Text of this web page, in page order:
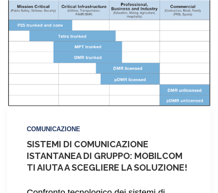
COMUNICAZIONE
SISTEMI DI COMUNICAZIONE
ISTANTANEA DI GRUPPO: MOBILCOM
TI AIUTA A SCEGLIERE LA SOLUZIONE!